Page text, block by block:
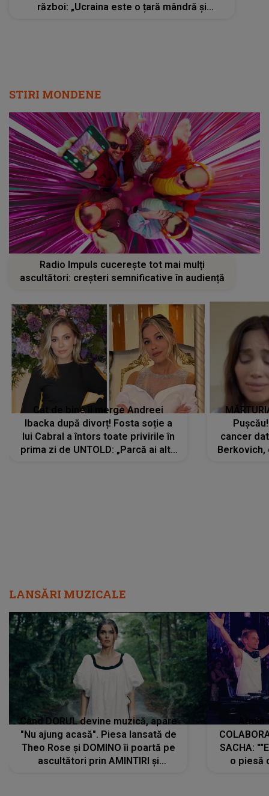
război: „Ucraina este o țară mândră și
STIRI MONDENE
Radio Impuls cucerește tot mai mulți
ascultători: creșteri semnificative în audiență
Cât de bine îi merge Andreei
Ibacka după divorț! Fosta soție a
lui Cabral a întors toate privirile în
prima zi de UNTOLD: „Parcă ai altă
cancer
LANSĂRI MUZICALE
Când DORUL devine muzică, apare
"Nu ajung acasă". Piesa lansată de
Theo Rose și DOMINO îi poartă pe
ascultători prin AMINTIRI și
SACHA:
o piesă